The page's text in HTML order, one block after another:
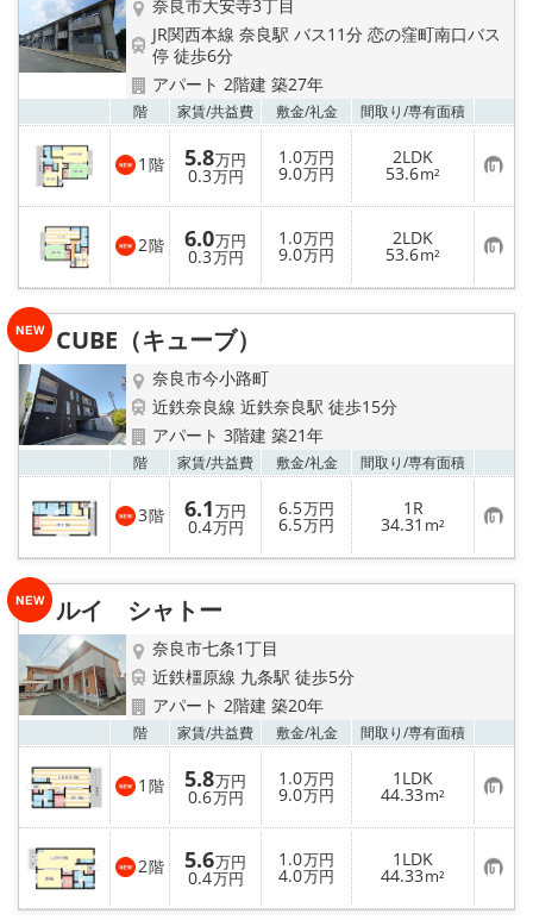
奈良市大安寺3丁目
JR関西本線 奈良駅 バス11分 恋の窪町南口バス
停 徒歩6分
アパート 2階建 築27年
階 家賃/共益費 敷金/礼金 間取り/専有面積
1 階 5.8万円
0.3万円
1.0万円
9.0万円
2LDK
53.6m² お
気
に
入
り
登
録
2階 6.0万円
0.3万円
1.0万円
9.0万円
2LDK
53.6m² お
気
に
り
CUBE（キューブ）
奈良市今小路町
近鉄奈良線 近鉄奈良駅 徒歩15分
アパート 3階建 築21年
階 家賃/共益費 敷金/礼金 間取り/専有面積
3階 6.1万円
0.4万円
6.5万円
6.5万円
1R
34.31 m² お
気
に
り
ルイ シャトー
奈良市七条1丁目
近鉄橿原線 九条駅 徒歩5分
アパート 2階建 築20年
階 家賃/共益費 敷金/礼金 間取り/専有面積
1 階 5.8万円
0.6万円
1.0万円
9.0万円
1LDK
44.33m² お
気
に
入
り
登
録
2階 5.6万円
0.4万円
1.0万円
4.0万円
1LDK
44.33m² お
気
に